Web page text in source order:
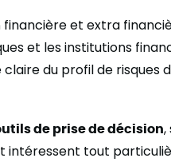
et extra
et les institutions
du profil de risques
de prise de décision,
intéressent tout